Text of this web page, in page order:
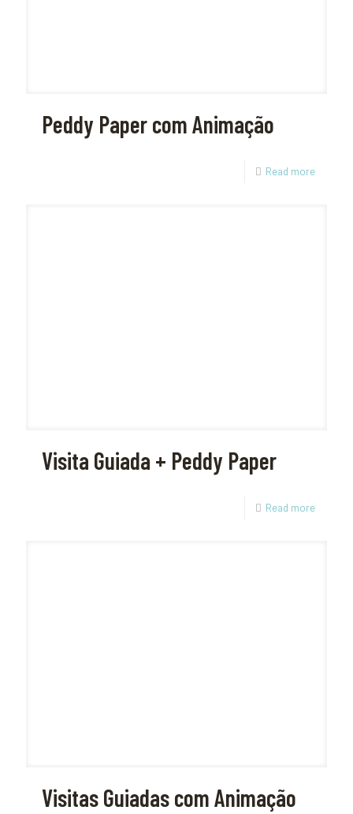
Peddy Paper com Animação
Read more
Visita Guiada + Peddy Paper
Read more
Visitas Guiadas com Animação